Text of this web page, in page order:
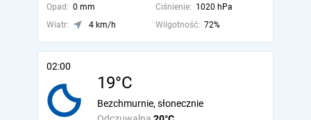
Opad: 0 mm Ciśnienie: 1020 hPa
Wiatr:
4 km/h Wilgotność: 72%
02:00
19°C
Bezchmurnie, słonecznie